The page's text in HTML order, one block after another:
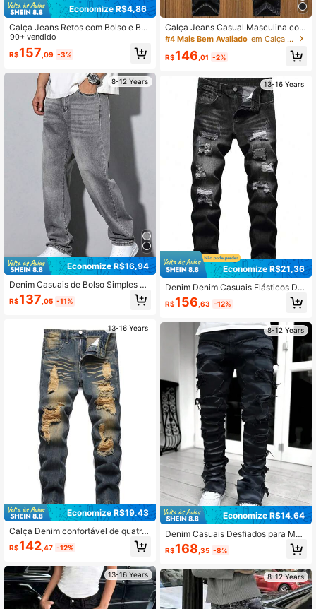
Economize R$4,86
Calça Jeans Retos com Bolso e Bot
ões na Frente, Estilo Casual para Ad
olescentes
90+ vendido
R$157,09 -3%
8-12 Years
Economize R$16,94
Denim Casuais de Bolso Simples pa
ra Menino Pré-adolescente, Para U
so Diário
R$137 ,05 -11%
13-16 Years
Economize R$19,43
Calça Denim confortável de quatro
estações para adolescentes
R$142 ,47 -12%
13-16 Years
Calça Jeans Casual Masculina com
Cintura Elástica e Efeito Desgastad
#4 Mais Bem Avaliado em Calça Jeans para Meninos Adolescentes
R$146 ,01 -2%
13-16 Years
Economize R$21,36
Denim Denim Casuais Elásticos De
sbotados para Adolescentes, Todas
as Estações
R$156 ,63 -12%
8-12 Years
Economize R$14,64
Denim Casuais Desfiados para Men
inos Pré-Adolescentes, para Todas
as Estações
R$168 ,35 -8%
8-12 Years